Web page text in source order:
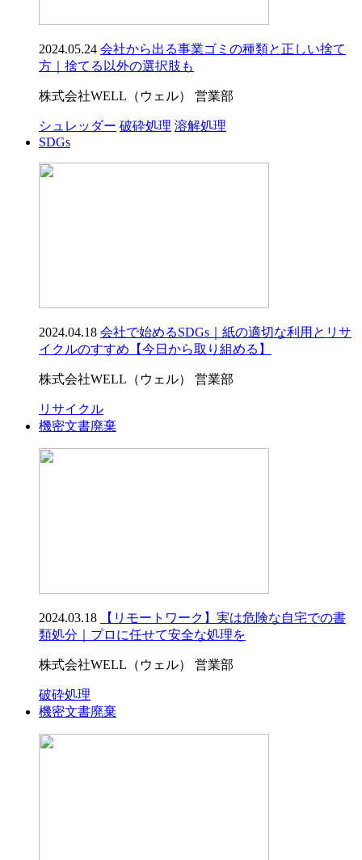
2024.05.24 会社から出る事業ゴミの種類と正しい捨て
方｜捨てる以外の選択肢も
株式会社WELL（ウェル） 営業部
シュレッダー 破砕処理 溶解処理
SDGs
2024.04.18 会社で始めるSDGs｜紙の適切な利用とリサ
イクルのすすめ【今日から取り組める】
株式会社WELL（ウェル） 営業部
リサイクル
機密文書廃棄
2024.03.18
【リモートワーク】実は危険な自宅での書
類処分｜プロに任せて安全な処理を
株式会社WELL（ウェル） 営業部
破砕処理
機密文書廃棄